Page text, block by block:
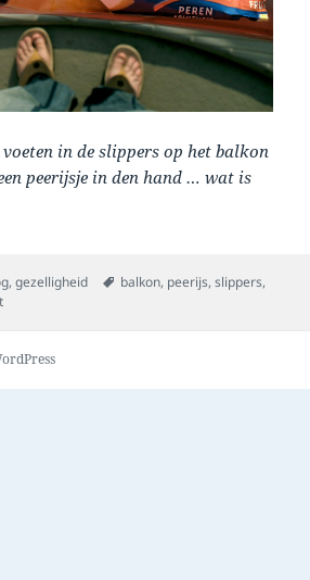
in de slippers op het balkon
peerijsje in den hand … wat is
,gezelligheid Tags
balkon, peerijs,slippers,
on peer ijsjes, ze zijn er weeer!